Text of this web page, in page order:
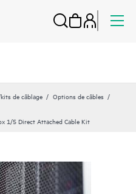
de câblage
Options de câbles
1/5 Direct Attached Cable Kit